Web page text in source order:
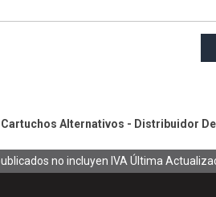
Alternativos - Distribuidor
no incluyen IVA Última